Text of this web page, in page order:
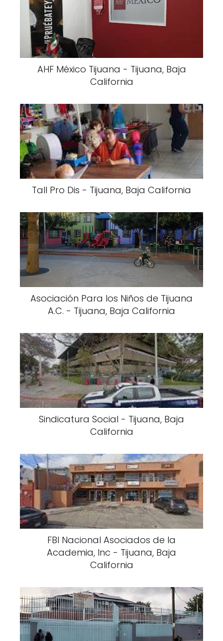
AHF México Tijuana - Tijuana, Baja
California
Tall Pro Dis - Tijuana, Baja California
Asociación Para los Niños de Tijuana
A.C. - Tijuana, Baja California
Sindicatura Social - Tijuana, Baja
California
FBI Nacional Asociados de la
Academia, Inc - Tijuana, Baja
California